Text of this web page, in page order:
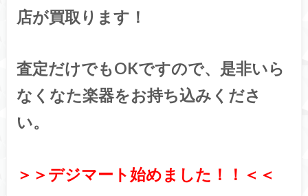
店が買取ります！
査定だけでもOKですので、是非いら
なくなた楽器をお持ち込みくださ
い。
＞＞デジマート始めました！！＜＜